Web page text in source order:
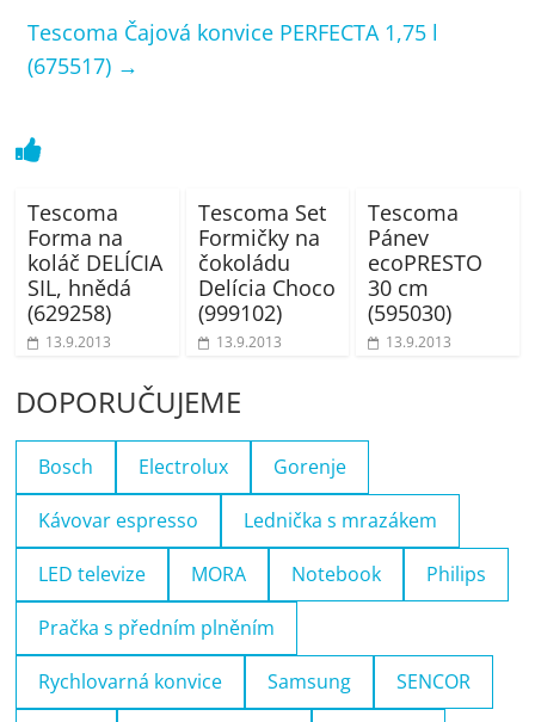
Tescoma Čajová konvice PERFECTA 1,75 l
(675517) →
Tescoma
Forma na
koláč DELÍCIA
SIL, hnědá
(629258)
13.9.2013
Tescoma Set
Formičky na
čokoládu
Delícia Choco
(999102)
13.9.2013
Tescoma
Pánev
ecoPRESTO
30 cm
(595030)
13.9.2013
DOPORUČUJEME
Bosch Electrolux Gorenje
Kávovar espresso Lednička s mrazákem
LED televize MORA Notebook Philips
Pračka s předním plněním
Rychlovarná konvice Samsung SENCOR